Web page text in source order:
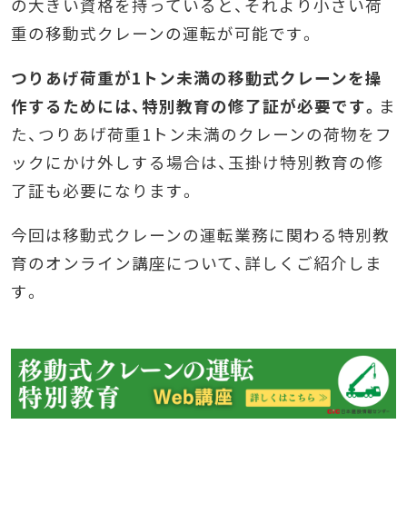
の大きい資格を持っていると、それより小さい荷
重の移動式クレーンの運転が可能です。
つりあげ荷重が1トン未満の移動式クレーンを操
作するためには、特別教育の修了証が必要です。 ま
た、つりあげ荷重1トン未満のクレーンの荷物をフ
ックにかけ外しする場合は、玉掛け特別教育の修
了証も必要になります。
今回は移動式クレーンの運転業務に関わる特別教
育のオンライン講座について、詳しくご紹介しま
す。